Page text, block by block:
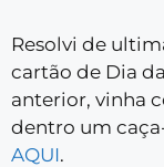
Resolvi de
cartão de Dia
anterior, vinha
dentro um
AQUI.